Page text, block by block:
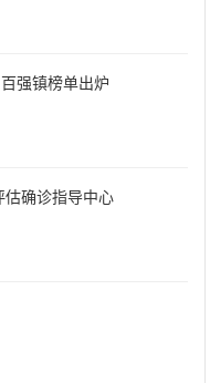
强镇榜单出炉
估确诊指导中心